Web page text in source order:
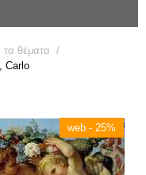
θέματα /
Carlo
web - 25%